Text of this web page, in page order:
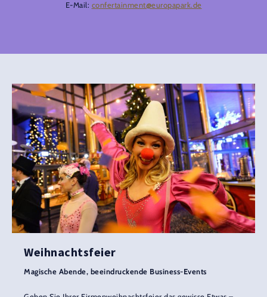
E-Mail: confertainment@europapark.de
Weihnachtsfeier
Magische Abende, beeindruckende Business-Events